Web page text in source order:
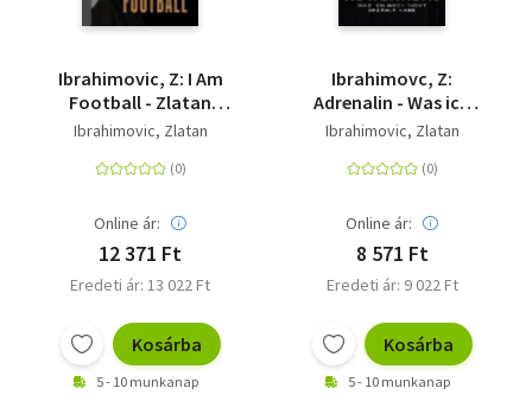
Ibrahimovic, Z: I Am
Football - Zlatan
Ibrahimovic
Ibrahimovic, Zlatan
Online ár:
12 371 Ft
Eredeti ár: 13 022 Ft
Kosárba
5 - 10 munkanap
Ibrahimovc, Z:
Adrenalin - Was ich
noch nicht erzählt
die neue offizielle
Fußball-Stars und
Bestseller-Autors
Ibrahimovic, Zlatan
Online ár:
8 571 Ft
Eredeti ár: 9 022 Ft
Kosárba
5 - 10 munkanap